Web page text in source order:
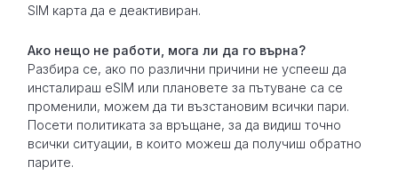
SIM карта да е деактивиран.
Ако нещо не работи, мога ли да го върна?
Разбира се, ако по различни причини не успееш да
инсталираш eSIM или плановете за пътуване са се
променили, можем да ти възстановим всички пари.
Посети политиката за връщане, за да видиш точно
всички ситуации, в които можеш да получиш обратно
парите.